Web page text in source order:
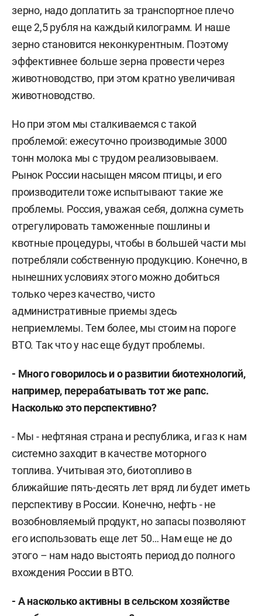
зерно, надо доплатить за транспортное плечо
еще 2,5 рубля на каждый килограмм. И наше
зерно становится неконкурентным. Поэтому
эффективнее больше зерна провести через
животноводство, при этом кратно увеличивая
животноводство.
Но при этом мы сталкиваемся с такой
проблемой: ежесуточно производимые 3000
тонн молока мы с трудом реализовываем.
Рынок России насыщен мясом птицы, и его
производители тоже испытывают такие же
проблемы. Россия, уважая себя, должна суметь
отрегулировать таможенные пошлины и
квотные процедуры, чтобы в большей части мы
потребляли собственную продукцию. Конечно, в
нынешних условиях этого можно добиться
только через качество, чисто
административные приемы здесь
неприемлемы. Тем более, мы стоим на пороге
ВТО. Так что у нас еще будут проблемы.
- Много говорилось и о развитии биотехнологий,
например, перерабатывать тот же рапс.
Насколько это перспективно?
- Мы - нефтяная страна и республика, и газ к нам
системно заходит в качестве моторного
топлива. Учитывая это, биотопливо в
ближайшие пять-десять лет вряд ли будет иметь
перспективу в России. Конечно, нефть - не
возобновляемый продукт, но запасы позволяют
его использовать еще лет 50… Нам еще не до
этого – нам надо выстоять период до полного
вхождения России в ВТО.
- А насколько активны в сельском хозяйстве